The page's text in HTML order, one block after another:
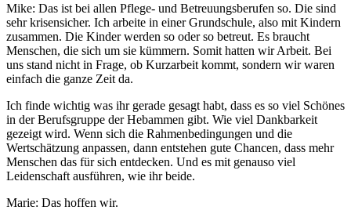
Mike: Das ist bei allen Pflege- und Betreuungsberufen so. Die sind
sehr krisensicher. Ich arbeite in einer Grundschule, also mit Kindern
zusammen. Die Kinder werden so oder so betreut. Es braucht
Menschen, die sich um sie kümmern. Somit hatten wir Arbeit. Bei
uns stand nicht in Frage, ob Kurzarbeit kommt, sondern wir waren
einfach die ganze Zeit da.
Ich finde wichtig was ihr gerade gesagt habt, dass es so viel Schönes
in der Berufsgruppe der Hebammen gibt. Wie viel Dankbarkeit
gezeigt wird. Wenn sich die Rahmenbedingungen und die
Wertschätzung anpassen, dann entstehen gute Chancen, dass mehr
Menschen das für sich entdecken. Und es mit genauso viel
Leidenschaft ausführen, wie ihr beide.
Marie: Das hoffen wir.